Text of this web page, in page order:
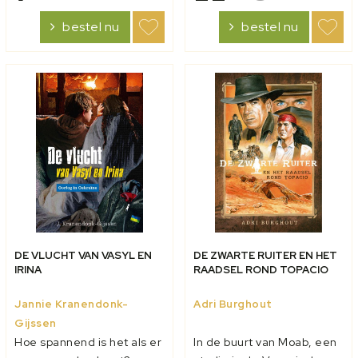
Thuis, op school en in de
kerk. Kinderen gaan op tijd
naar...
bestel nu
hem mee naar Joram, die
behalve wijnboer ook
geneesheer blijkt te zijn.
Tijdens dit b...
bestel nu
DE VLUCHT VAN VASYL EN
IRINA
Jannie Kranendonk-
Gijssen
Hoe spannend is het als er
DE ZWARTE RUITER EN HET
RAADSEL ROND TOPACIO
Adri Burghout
In de buurt van Moab, een